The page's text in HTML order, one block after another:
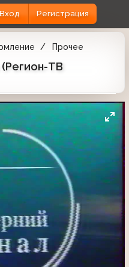
Вход Регистрация
Прочее
(Регион-ТВ